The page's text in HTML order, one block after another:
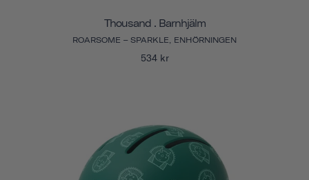
Thousand . Barnhjälm
ROARSOME – SPARKLE, ENHÖRNINGEN
534 kr